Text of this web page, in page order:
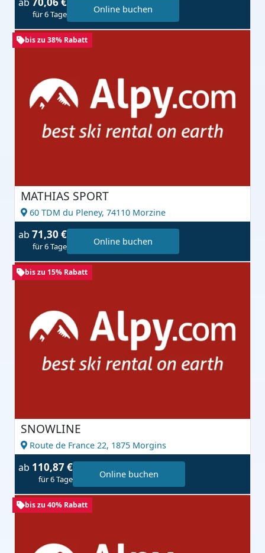
für 6 Tage Online buchen
bis zu 38% Rabatt
MATHIAS SPORT
60 TDM du Pleney, 74110 Morzine
ab 71,30 €
für 6 Tage Online buchen
bis zu 15% Rabatt
SNOWLINE
Route de France 22, 1875 Morgins
ab 110,87 €
für 6 Tage Online buchen
bis zu 40% Rabatt